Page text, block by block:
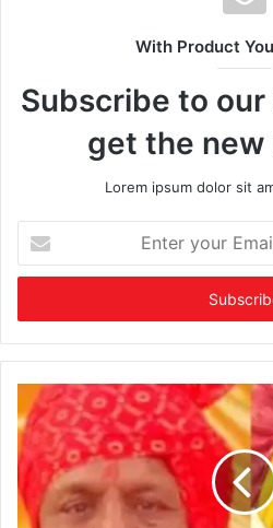
With Product
Subscribe to
get the new
Lorem ipsum dolor sit
your
Email